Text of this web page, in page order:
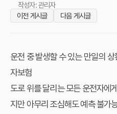
작성자: 관리자
이전 게시글
다음 게시글
운전 중 발생할 수 있는 만일의
자보험
도로 위를 달리는 모든 운전자에
지만 아무리 조심해도 예측 불가